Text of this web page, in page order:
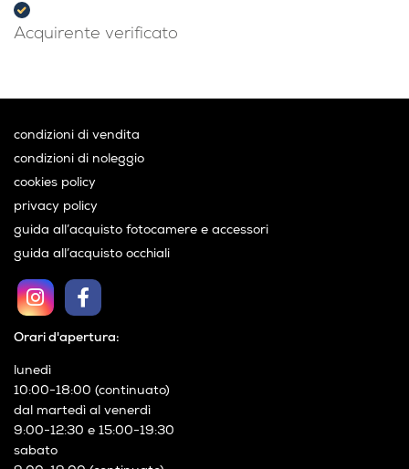
Acquirente verificato
Orari d'apertura:
lunedì
10:00-18:00 (continuato)
dal martedì al venerdì
9:00-12:30 e 15:00-19:30
sabato
condizioni di vendita
condizioni di noleggio
cookies policy
privacy policy
guida all’acquisto fotocamere e accessori
guida all’acquisto occhiali